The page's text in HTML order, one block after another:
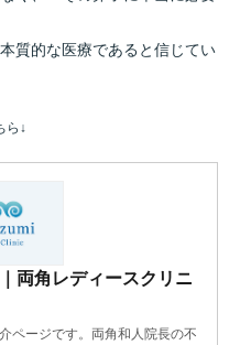
質的な医療であると信じてい
ら↓
両角レディースクリニ
ページです。両角和人院長の不